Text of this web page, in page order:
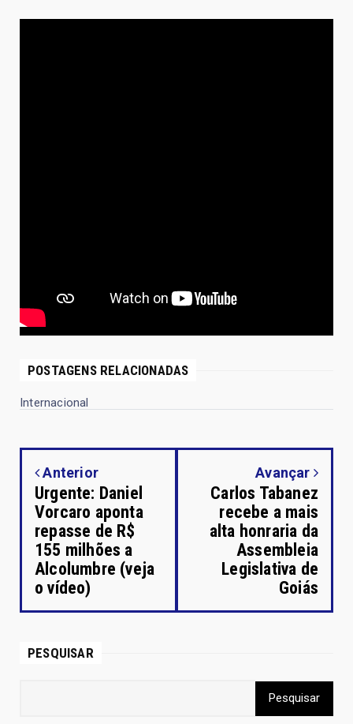
POSTAGENS RELACIONADAS
Internacional
Anterior
Urgente: Daniel
Vorcaro aponta
repasse de R$
155 milhões a
Alcolumbre (veja
o vídeo)
Avançar
Carlos Tabanez
recebe a mais
alta honraria da
Assembleia
Legislativa de
Goiás
PESQUISAR